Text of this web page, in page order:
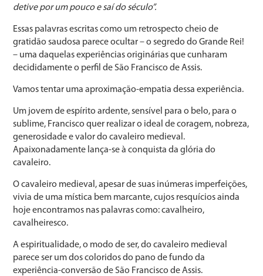
detive por um pouco e saí do século”.
Essas palavras escritas como um retrospecto cheio de
gratidão saudosa parece ocultar – o segredo do Grande Rei!
– uma daquelas experiências originárias que cunharam
decididamente o perfil de São Francisco de Assis.
Vamos tentar uma aproximação-empatia dessa experiência.
Um jovem de espírito ardente, sensível para o belo, para o
sublime, Francisco quer realizar o ideal de coragem, nobreza,
generosidade e valor do cavaleiro medieval.
Apaixonadamente lança-se à conquista da glória do
cavaleiro.
O cavaleiro medieval, apesar de suas inúmeras imperfeições,
vivia de uma mística bem marcante, cujos resquícios ainda
hoje encontramos nas palavras como: cavalheiro,
cavalheiresco.
A espiritualidade, o modo de ser, do cavaleiro medieval
parece ser um dos coloridos do pano de fundo da
experiência-conversão de São Francisco de Assis.